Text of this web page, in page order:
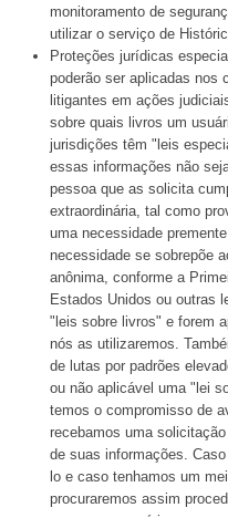
monitoramento de
utilizar o serviço de
Proteções jurídicas
poderão ser aplicadas nos
litigantes em ações
sobre quais livros um
jurisdições têm "leis
essas informações não
pessoa que as solicita
extraordinária, tal como
uma necessidade
necessidade se sobrepõe
anônima, conforme a
Estados Unidos ou outras
"leis sobre livros" e forem
nós as utilizaremos.
de lutas por padrões
ou não aplicável uma "lei
temos o compromisso de
recebamos uma
de suas informações.
lo e caso tenhamos um
procuraremos assim